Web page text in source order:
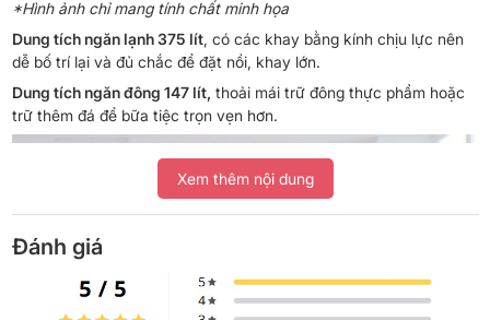
*Hình ảnh chỉ mang tính chất minh họa
Dung tích ngăn lạnh 375 lít, có các khay bằng kính chịu lực nên
dễ bố trí lại và đủ chắc để đặt nồi, khay lớn.
Dung tích ngăn đông 147 lít, thoải mái trữ đông thực phẩm hoặc
trữ thêm đá để bữa tiệc trọn vẹn hơn.
Xem thêm nội dung
Đánh giá